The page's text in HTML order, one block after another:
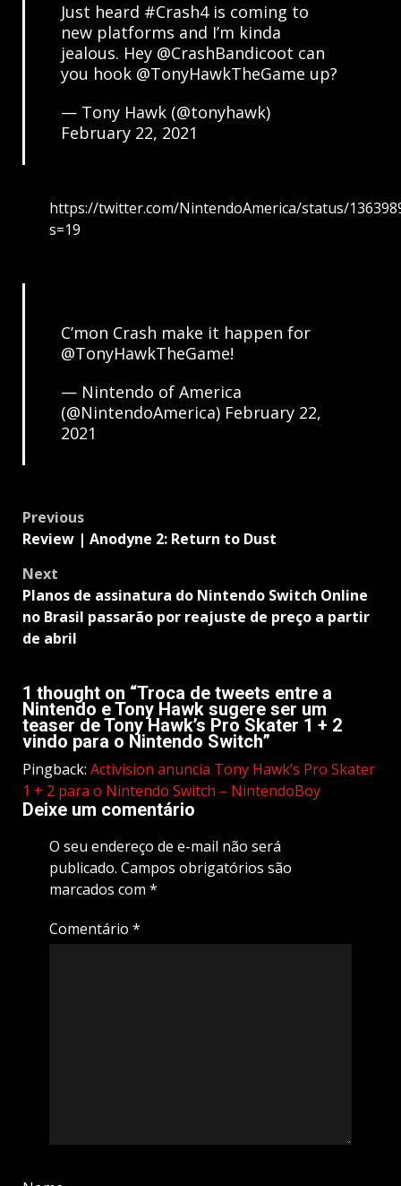
Just heard #Crash4is coming to
new platforms and I’m kinda
jealous. Hey @CrashBandicoot can
you hook @TonyHawkTheGame up?
— Tony Hawk (@tonyhawk)
February 22, 2021
https://twitter.com/NintendoAmerica/status/
s=19
C’mon Crash make it happen for
@TonyHawkTheGame!
— Nintendo of America
(@NintendoAmerica) February 22,
2021
Post
navigation
Previous
Review | Anodyne 2: Return to Dust
Next
Planos de assinatura do Nintendo Switch Online
no Brasil passarão por reajuste de preço a partir
de abril
1 thought on “Troca de tweets entre a
Nintendo e Tony Hawk sugere ser um
teaser de Tony Hawk’s Pro Skater 1 + 2
vindo para o Nintendo Switch”
Pingback: Activision anuncia Tony Hawk’s Pro Skater
1 + 2 para o Nintendo Switch – NintendoBoy
Deixe um comentário
O seu endereço de e-mail não será
publicado. Campos obrigatórios são
marcados com *
Comentário *